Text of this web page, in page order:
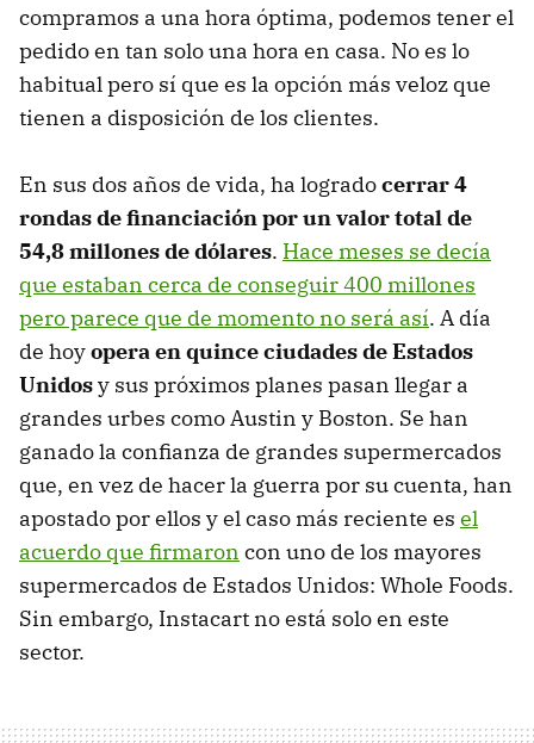
compramos a una hora óptima, podemos tener el
pedido en tan solo una hora en casa. No es lo
habitual pero sí que es la opción más veloz que
tienen a disposición de los clientes.
En sus dos años de vida, ha logradocerrar 4
rondas de financiación por un valor total de
54,8 millones de dólares. Hace meses se decía
que estaban cerca de conseguir 400 millones
pero parece que de momento no será así. A día
de hoyopera en quince ciudades de Estados
Unidosy sus próximos planes pasan llegar a
grandes urbes como Austin y Boston. Se han
ganado la confianza de grandes supermercados
que, en vez de hacer la guerra por su cuenta, han
apostado por ellos y el caso más reciente es el
acuerdo que firmaron con uno de los mayores
supermercados de Estados Unidos: Whole Foods.
Sin embargo, Instacart no está solo en este
sector.